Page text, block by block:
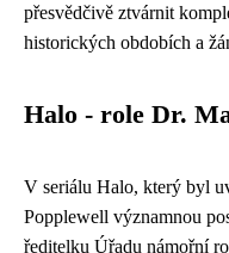
přesvědčivě ztvárnit
historických obdobích a
Halo - role Dr.
V seriálu Halo, který byl
Popplewell významnou
ředitelku Úřadu námořní